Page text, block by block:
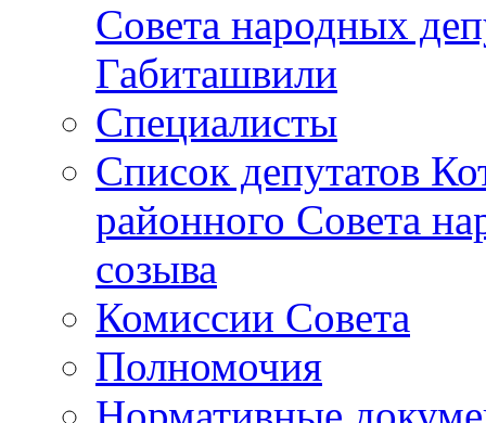
Совета народных
Габиташвили
Специалисты
Список депутатов
районного Совета
созыва
Комиссии Совета
Полномочия